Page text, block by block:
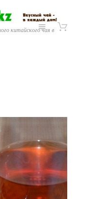
китайского чая в